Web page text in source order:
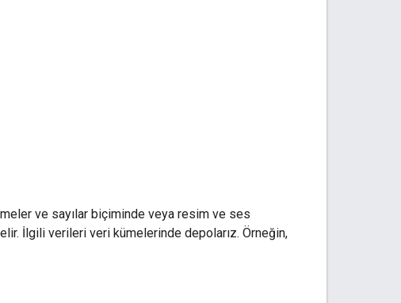
ve sayılar biçiminde veya resim ve ses
İlgili verileri veri kümelerinde depolarız. Örneğin,